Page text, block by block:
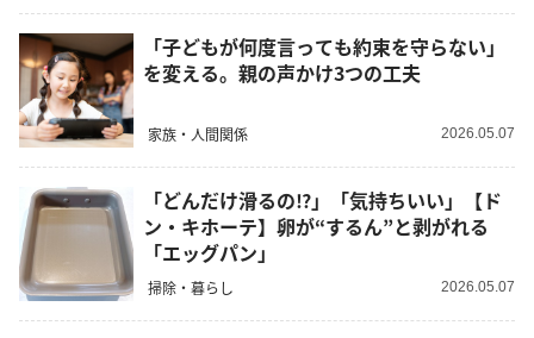
「子どもが何度言っても約束を守らない」
を変える。親の声かけ3つの工夫
家族・人間関係 2026.05.07
「どんだけ滑るの⁉」「気持ちいい」【ド
ン・キホーテ】卵が“するん”と剥がれる
「エッグパン」
掃除・暮らし 2026.05.07